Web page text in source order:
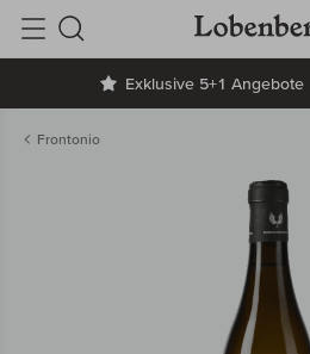
Exklusive 5+1 Angebote
Suche
Frontonio